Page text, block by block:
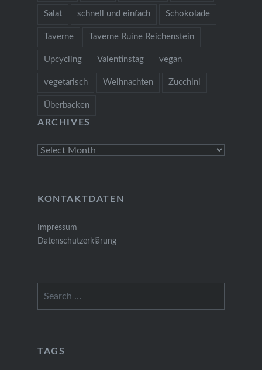
Salat schnell und einfach Schokolade
Taverne Taverne Ruine Reichenstein
Upcycling Valentinstag vegan
vegetarisch Weihnachten Zucchini
Überbacken
ARCHIVES
Archives
KONTAKTDATEN
Impressum
Datenschutzerklärung
TAGS